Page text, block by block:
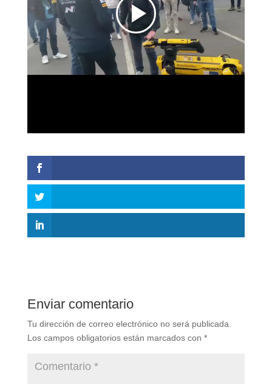
Enviar comentario
Tu dirección de correo electrónico no será publicada.
Los campos obligatorios están marcados con *